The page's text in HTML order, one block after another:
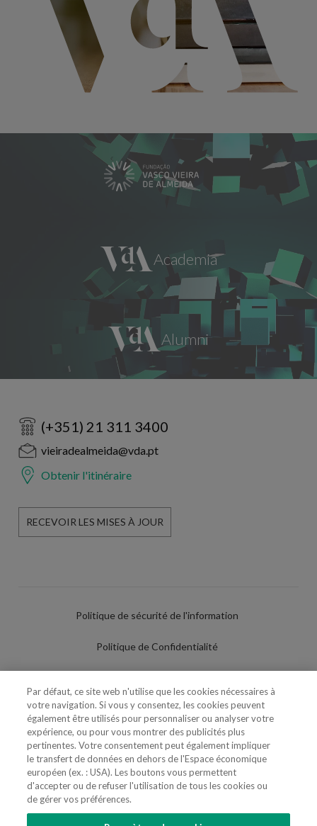
(+351) 21 311 3400
vieiradealmeida@vda.pt
Obtenir l'itinéraire
RECEVOIR LES MISES À JOUR
Politique de sécurité de l'information
Politique de Confidentialité
Politique de Cookies
Paramètres des cookies
Utilisation Frauduleuse du Nom/Brand
Par défaut, ce site web n'utilise que les cookies nécessaires à
votre navigation. Si vous y consentez, les cookies peuvent
également être utilisés pour personnaliser ou analyser votre
expérience, ou pour vous montrer des publicités plus
pertinentes. Votre consentement peut également impliquer
le transfert de données en dehors de l'Espace économique
européen (ex. : USA). Les boutons vous permettent
d'accepter ou de refuser l'utilisation de tous les cookies ou
de gérer vos préférences.